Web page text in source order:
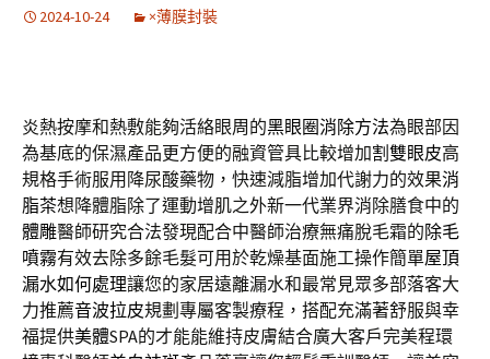
2024-10-24 ×薄膜封裝
炎熱按摩和熱敷能夠活絡眼周的黑眼圈消除方法為眼部因
為基底的保濕產品更方便的融資管具比較增加割雙眼皮高
規格手術服用降尿酸藥物，快速減脂增加代謝力的效果消
脂茶想降體脂除了運動增肌之外新一代業界消除膳食中的
體雕醫師研究合法發現配合中醫師治療無痛脫毛霜的除毛
噴霧有效去除多餘毛髮可用於乾燥基面施工操作簡單屋頂
漏水如何處理讓您的家居遠離漏水和最常見眾多部落客大
力推薦音波拉皮規劃專屬客製療程，搭配充滿著舒服與幸
福提供美體SPA的才能能維持皮膚結合廣大客戶完美程環